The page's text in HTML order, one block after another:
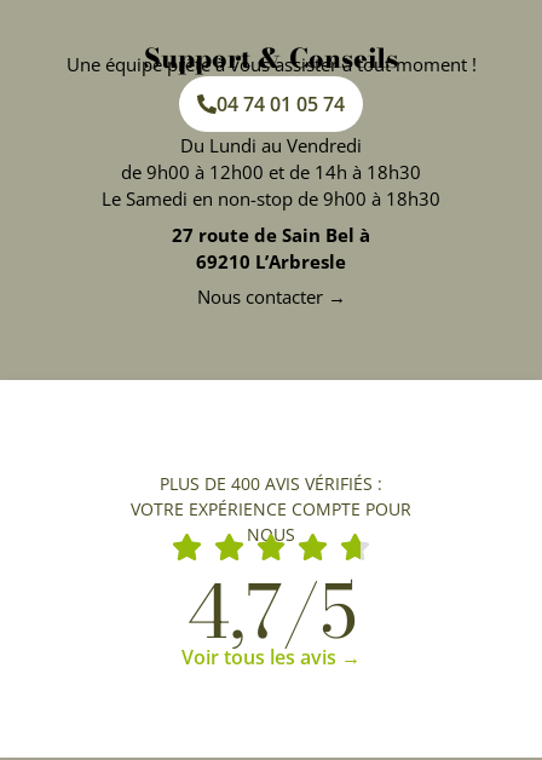
Support & Conseils
Une équipe prête à vous assister à tout moment !
04 74 01 05 74
Du Lundi au Vendredi
de 9h00 à 12h00 et de 14h à 18h30
Le Samedi en non-stop de 9h00 à 18h30
27 route de Sain Bel à
69210 L’Arbresle
Nous contacter →
PLUS DE 400 AVIS VÉRIFIÉS :
VOTRE EXPÉRIENCE COMPTE POUR
NOUS
4,7/5
Voir tous les avis →